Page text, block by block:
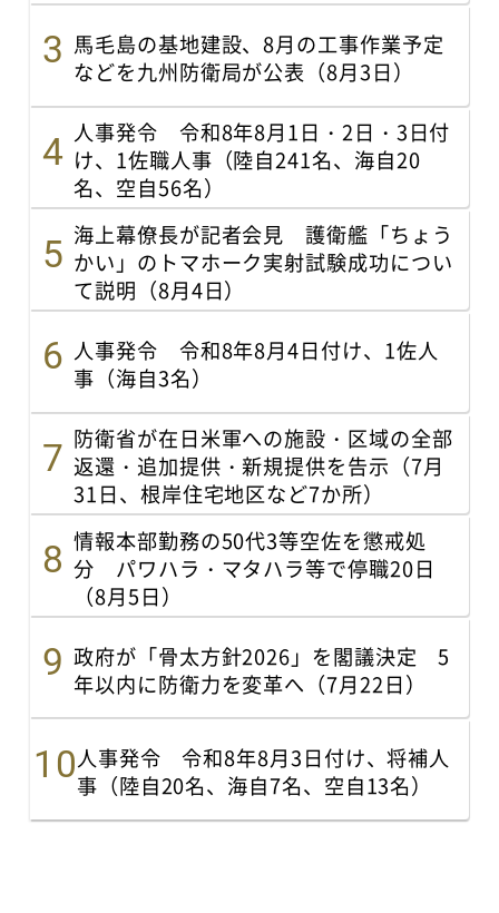
馬毛島の基地建設、8月の工事作業予定
などを九州防衛局が公表（8月3日）
人事発令 令和8年8月1日・2日・3日付
け、1佐職人事（陸自241名、海自20
名、空自56名）
海上幕僚長が記者会見 護衛艦「ちょう
かい」のトマホーク実射試験成功につい
て説明（8月4日）
人事発令 令和8年8月4日付け、1佐人
事（海自3名）
防衛省が在日米軍への施設・区域の全部
返還・追加提供・新規提供を告示（7月
31日、根岸住宅地区など7か所）
情報本部勤務の50代3等空佐を懲戒処
分 パワハラ・マタハラ等で停職20日
（8月5日）
政府が「骨太方針2026」を閣議決定 5
年以内に防衛力を変革へ（7月22日）
人事発令 令和8年8月3日付け、将補人
事（陸自20名、海自7名、空自13名）